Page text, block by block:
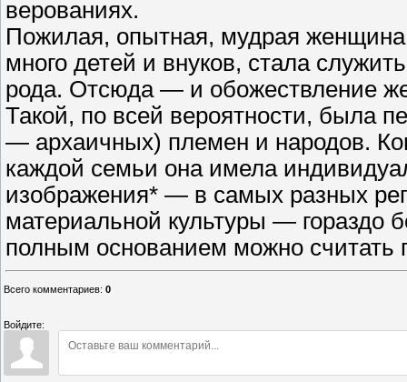
верованиях.
Пожилая, опытная, мудрая
много детей и внуков, стала
рода. Отсюда — и обожествление
Такой, по всей вероятности, была
— архаичных) племен и народов.
каждой семьи она имела
изображения* — в самых разных
материальной культуры — гораздо
полным основанием можно считать
Всего комментариев: 0
Войдите: